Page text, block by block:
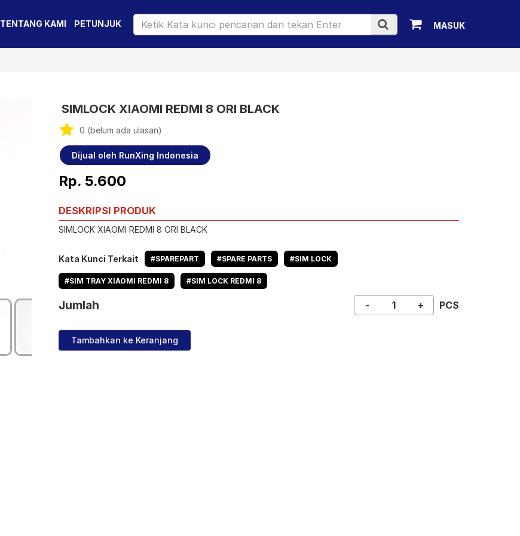
TENTANG KAMI PETUNJUK MASUK
SIMLOCK XIAOMI REDMI 8 ORI BLACK
0 (belum ada ulasan)
Dijual oleh RunXing Indonesia
Rp. 5.600
DESKRIPSI PRODUK
SIMLOCK XIAOMI REDMI 8 ORI BLACK
Kata Kunci Terkait #SPAREPART #SPARE PARTS #SIM LOCK
#SIM TRAY XIAOMI REDMI 8 #SIM LOCK REDMI 8
Jumlah - + PCS
Tambahkan ke Keranjang